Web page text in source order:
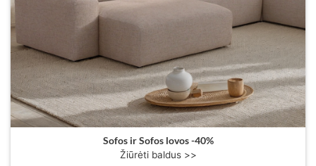
Sofos ir Sofos lovos -40%
Žiūrėti baldus >>